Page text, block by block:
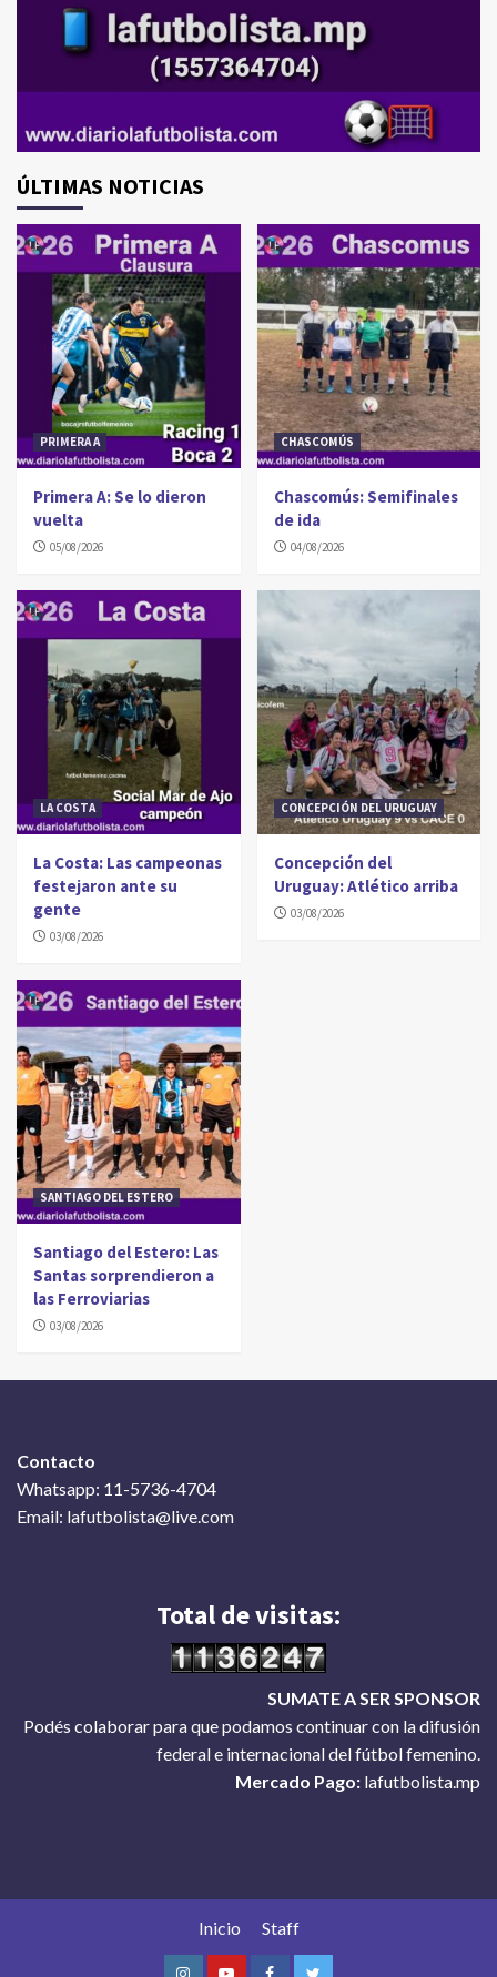
ÚLTIMAS NOTICIAS
PRIMERA A
Primera A: Se lo dieron
vuelta
05/08/2026
CHASCOMÚS
Chascomús: Semifinales
de ida
04/08/2026
LA COSTA
La Costa: Las campeonas
festejaron ante su
gente
03/08/2026
CONCEPCIÓN DEL URUGUAY
Concepción del
Uruguay: Atlético arriba
03/08/2026
SANTIAGO DEL ESTERO
Santiago del Estero: Las
Santas sorprendieron a
las Ferroviarias
03/08/2026
Contacto
Whatsapp: 11-5736-4704
Email: lafutbolista@live.com
Total de visitas:
SUMATE A SER SPONSOR
Podés colaborar para que podamos continuar con la difusión
federal e internacional del fútbol femenino.
Mercado Pago: lafutbolista.mp
Inicio Staff